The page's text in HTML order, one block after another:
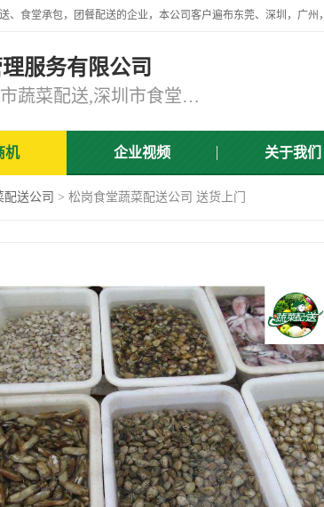
服务有限公司
东莞蔬菜配送,深圳市蔬菜配送,深圳市食堂承包,深圳市宝安蔬菜配送,东莞工厂食堂承包,东莞蔬菜配送公司,东莞长安蔬菜配送公司
机 企业视频 关于我们
送公司 > 松岗食堂蔬菜配送公司 送货上门